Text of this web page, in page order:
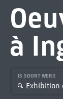
à
IS SOORT WERK
Exhibition